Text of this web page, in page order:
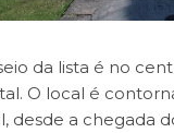
da lista é no
O local é
desde a chegada